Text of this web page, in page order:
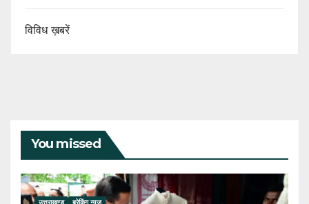
विविध ख़बरें
You missed
उत्तराखण्ड ब्रेकिंग न्यूज़